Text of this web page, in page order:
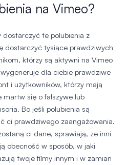
na Vimeo?
dostarczyć te polubienia z
dostarczyć tysiące prawdziwych
którzy są aktywni na Vimeo
dla ciebie prawdziwe
i użytkowników, którzy mają
się o fałszywe lub
Bo jeśli polubienia są
ci prawdziwego zaangażowania.
ci dane, sprawiają, że inni
obecność w sposób, w jaki
twoje filmy innym i w zamian